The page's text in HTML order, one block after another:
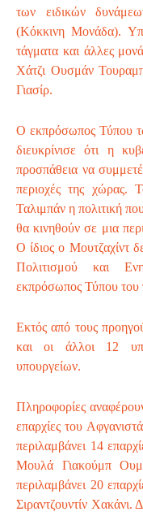
των ειδικών
(Κόκκινη Μονάδα).
τάγματα και άλλες
Χάτζι Ουσμάν
Γιασίρ.
Ο εκπρόσωπος Τύπου
διευκρίνισε ότι η
προσπάθεια να
περιοχές της χώρας.
Ταλιμπάν η πολιτική
θα κινηθούν σε μια
Ο ίδιος ο Μουτζαχίντ
Πολιτισμού και
εκπρόσωπος Τύπου
Εκτός από τους
και οι άλλοι 12
υπουργείων.
Πληροφορίες
επαρχίες του
περιλαμβάνει 14
Μουλά Γιακούμπ
περιλαμβάνει 20
Σιραντζουντίν